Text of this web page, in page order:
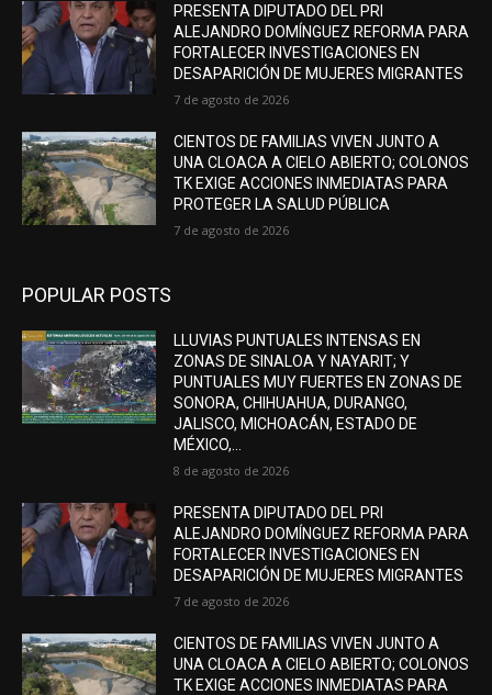
PRESENTA DIPUTADO DEL PRI
ALEJANDRO DOMÍNGUEZ REFORMA PARA
FORTALECER INVESTIGACIONES EN
DESAPARICIÓN DE MUJERES MIGRANTES
7 de agosto de 2026
CIENTOS DE FAMILIAS VIVEN JUNTO A
UNA CLOACA A CIELO ABIERTO; COLONOS
TK EXIGE ACCIONES INMEDIATAS PARA
PROTEGER LA SALUD PÚBLICA
7 de agosto de 2026
POPULAR POSTS
LLUVIAS PUNTUALES INTENSAS EN
ZONAS DE SINALOA Y NAYARIT; Y
PUNTUALES MUY FUERTES EN ZONAS DE
SONORA, CHIHUAHUA, DURANGO,
JALISCO, MICHOACÁN, ESTADO DE
MÉXICO,...
8 de agosto de 2026
PRESENTA DIPUTADO DEL PRI
ALEJANDRO DOMÍNGUEZ REFORMA PARA
FORTALECER INVESTIGACIONES EN
DESAPARICIÓN DE MUJERES MIGRANTES
7 de agosto de 2026
CIENTOS DE FAMILIAS VIVEN JUNTO A
UNA CLOACA A CIELO ABIERTO; COLONOS
TK EXIGE ACCIONES INMEDIATAS PARA